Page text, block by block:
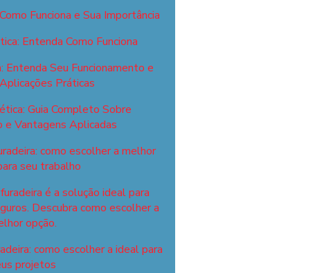
Funciona e Sua Importância
Entenda Como Funciona
Seu Funcionamento e
Práticas
Guia Completo Sobre
e Vantagens Aplicadas
como escolher a melhor
seu trabalho
é a solução ideal para
Descubra como escolher a
opção.
como escolher a ideal para
projetos